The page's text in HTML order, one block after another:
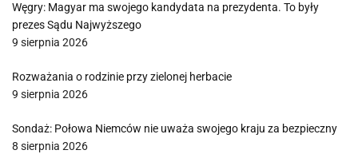
Węgry: Magyar ma swojego kandydata na prezydenta. To były
prezes Sądu Najwyższego
9 sierpnia 2026
Rozważania o rodzinie przy zielonej herbacie
9 sierpnia 2026
Sondaż: Połowa Niemców nie uważa swojego kraju za bezpieczny
8 sierpnia 2026